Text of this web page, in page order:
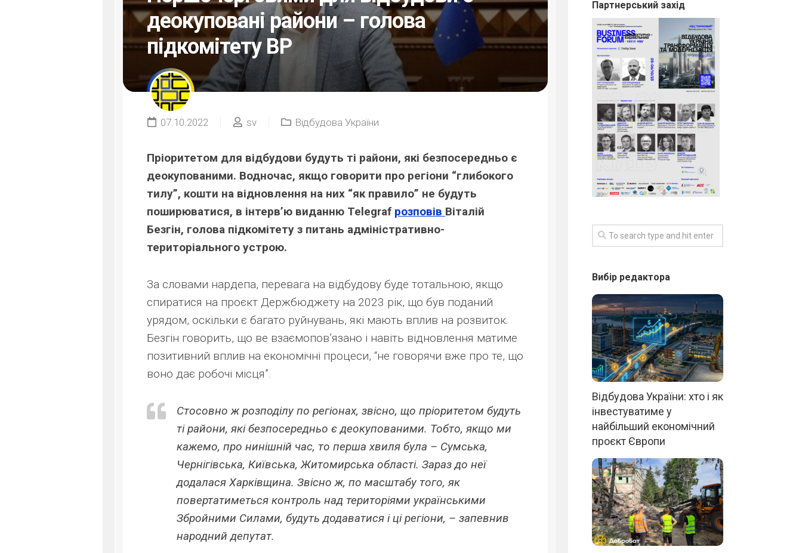
деокуповані райони – голова
підкомітету ВР
07.10.2022 sv Відбудова України
Пріоритетом для відбудови будуть ті райони, які безпосередньо є
деокупованими. Водночас, якщо говорити про регіони “глибокого
тилу”, кошти на відновлення на них “як правило” не будуть
поширюватися, в інтерв’ю виданню Telegraf розповів Віталій
Безгін, голова підкомітету з питань адміністративно-
територіального устрою.
За словами нардепа, перевага на відбудову буде тотальною, якщо
спиратися на проєкт Держбюджету на 2023 рік, що був поданий
урядом, оскільки є багато руйнувань, які мають вплив на розвиток.
Безгін говорить, що ве взаємопов’язано і навіть відновлення матиме
позитивний вплив на економічні процеси, “не говорячи вже про те, що
воно дає робочі місця”.
Стосовно ж розподілу по регіонах, звісно, що пріоритетом будуть
ті райони, які безпосередньо є деокупованими. Тобто, якщо ми
кажемо, про нинішній час, то перша хвиля була – Сумська,
Чернігівська, Київська, Житомирська області. Зараз до неї
додалася Харківщина. Звісно ж, по масштабу того, як
повертатиметься контроль над територіями українськими
Збройними Силами, будуть додаватися і ці регіони, – запевнив
народний депутат.
Партнерський захід
Вибір редактора
Відбудова України: хто і як
інвестуватиме у
найбільший економічний
проєкт Європи